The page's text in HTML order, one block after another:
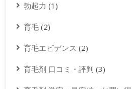
勃起力 (1)
育毛 (2)
育毛エビデンス (2)
育毛剤 口コミ・評判 (3)